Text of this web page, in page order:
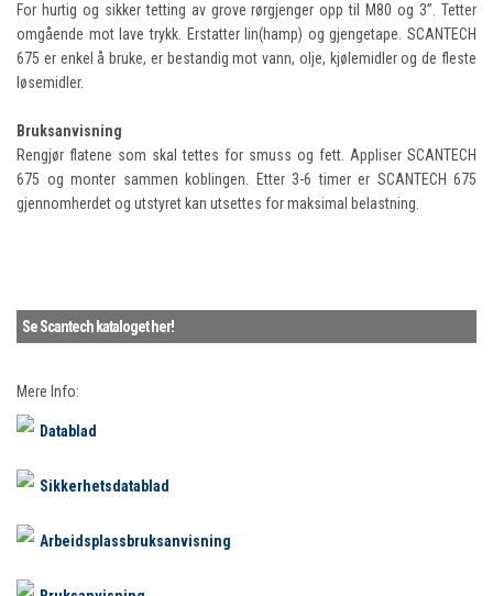
For hurtig og sikker tetting av grove rørgjenger opp til M80 og 3”. Tetter
omgående mot lave trykk. Erstatter lin(hamp) og gjengetape. SCANTECH
675 er enkel å bruke, er bestandig mot vann, olje, kjølemidler og de fleste
løsemidler.
Bruksanvisning
Rengjør flatene som skal tettes for smuss og fett. Appliser SCANTECH
675 og monter sammen koblingen. Etter 3-6 timer er SCANTECH 675
gjennomherdet og utstyret kan utsettes for maksimal belastning.
Se Scantech kataloget her!
Mere Info:
Datablad
Sikkerhetsdatablad
Arbeidsplassbruksanvisning